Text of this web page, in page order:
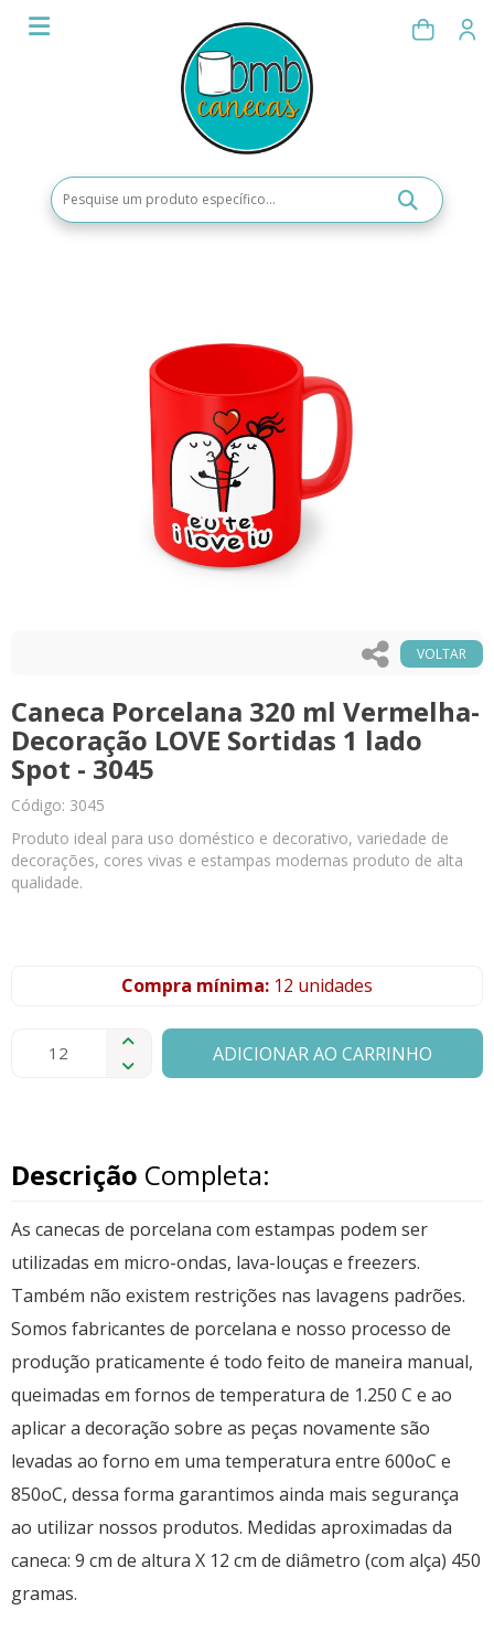
VOLTAR
Caneca Porcelana 320 ml Vermelha-
Decoração LOVE Sortidas 1 lado
Spot - 3045
Código: 3045
Produto ideal para uso doméstico e decorativo, variedade de
decorações, cores vivas e estampas modernas produto de alta
qualidade.
Compra mínima: 12 unidades
ADICIONAR AO CARRINHO
Descrição Completa:
As canecas de porcelana com estampas podem ser
utilizadas em micro-ondas, lava-louças e freezers.
Também não existem restrições nas lavagens padrões.
Somos fabricantes de porcelana e nosso processo de
produção praticamente é todo feito de maneira manual,
queimadas em fornos de temperatura de 1.250 C e ao
aplicar a decoração sobre as peças novamente são
levadas ao forno em uma temperatura entre 600oC e
850oC, dessa forma garantimos ainda mais segurança
ao utilizar nossos produtos. Medidas aproximadas da
caneca: 9 cm de altura X 12 cm de diâmetro (com alça) 450
gramas.